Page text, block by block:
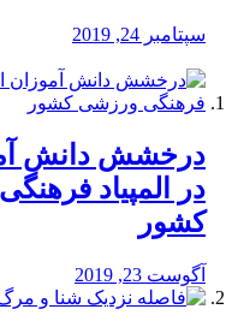
سپتامبر 24, 2019
درخشش دانش
در المپیاد
کشور
آگوست 23, 2019